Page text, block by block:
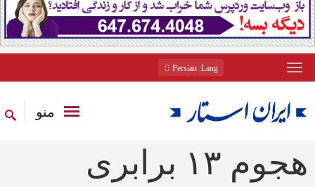
Lang
: Persian
منو
هجوم ۱۳ برابری